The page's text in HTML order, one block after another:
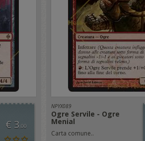
€ 3,00
NPYX089
Ogre Servile - Ogre
Menial
Carta comune..